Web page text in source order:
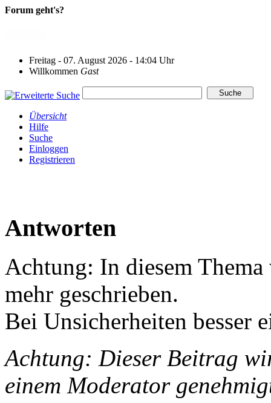
Forum geht's?
Freitag - 07. August 2026 - 14:04 Uhr
Willkommen Gast
Übersicht
Hilfe
Suche
Einloggen
Registrieren
Antworten
Achtung: In diesem
mehr geschrieben.
Bei Unsicherheiten besser
Achtung: Dieser Beitrag
einem Moderator